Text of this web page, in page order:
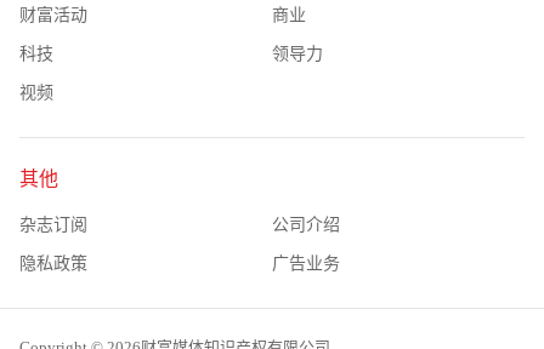
财富活动 商业
科技 领导力
视频
其他
杂志订阅 公司介绍
隐私政策 广告业务